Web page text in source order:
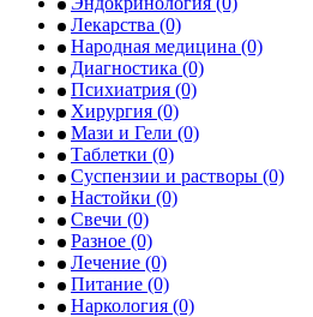
Лекарства (0)
Народная медицина (0)
Диагностика (0)
Психиатрия (0)
Хирургия (0)
Мази и Гели (0)
Таблетки (0)
Суспензии и растворы (0)
Настойки (0)
Свечи (0)
Разное (0)
Лечение (0)
Питание (0)
Наркология (0)